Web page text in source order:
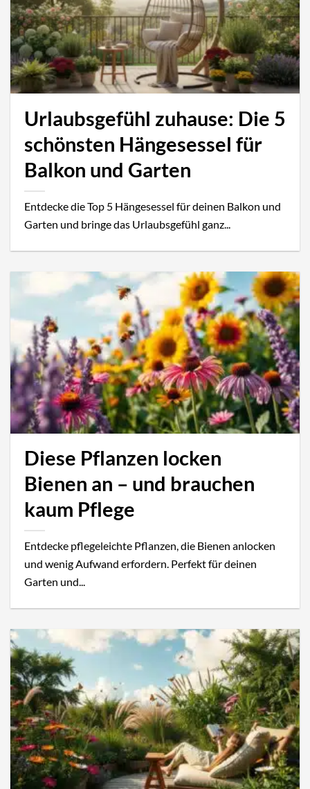
Urlaubsgefühl zuhause: Die 5
schönsten Hängesessel für
Balkon und Garten
Entdecke die Top 5 Hängesessel für deinen Balkon und
Garten und bringe das Urlaubsgefühl ganz...
Diese Pflanzen locken
Bienen an – und brauchen
kaum Pflege
Entdecke pflegeleichte Pflanzen, die Bienen anlocken
und wenig Aufwand erfordern. Perfekt für deinen
Garten und...